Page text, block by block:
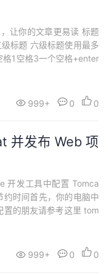
让你的文章更易读 标题
标题 六级标题使用最多
格1空格3一个空格+enter
- 或 --------...
999+ 0 0
并发布 Web 项
开发工具中配置 Tomca
时间首先，你的电脑中
置的朋友请参考这里 tom
提供的技术规范，实现
999+ 0 0